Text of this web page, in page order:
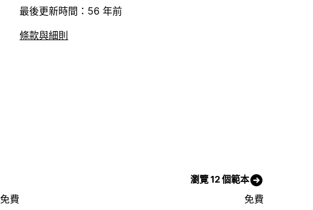
最後更新時間：56 年前
條款與細則
瀏覽 12 個範本
免費 免費